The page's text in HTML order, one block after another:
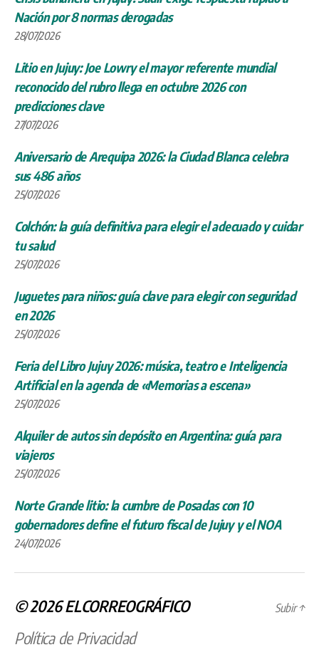
Nación por 8 normas derogadas
28/07/2026
Litio en Jujuy: Joe Lowry el mayor referente mundial
reconocido del rubro llega en octubre 2026 con
predicciones clave
27/07/2026
Aniversario de Arequipa 2026: la Ciudad Blanca celebra
sus 486 años
25/07/2026
Colchón: la guía definitiva para elegir el adecuado y cuidar
tu salud
25/07/2026
Juguetes para niños: guía clave para elegir con seguridad
en 2026
25/07/2026
Feria del Libro Jujuy 2026: música, teatro e Inteligencia
Artificial en la agenda de «Memorias a escena»
25/07/2026
Alquiler de autos sin depósito en Argentina: guía para
viajeros
25/07/2026
Norte Grande litio: la cumbre de Posadas con 10
gobernadores define el futuro fiscal de Jujuy y el NOA
24/07/2026
© 2026ELCORREOGRÁFICO
Política de Privacidad
Subir↑